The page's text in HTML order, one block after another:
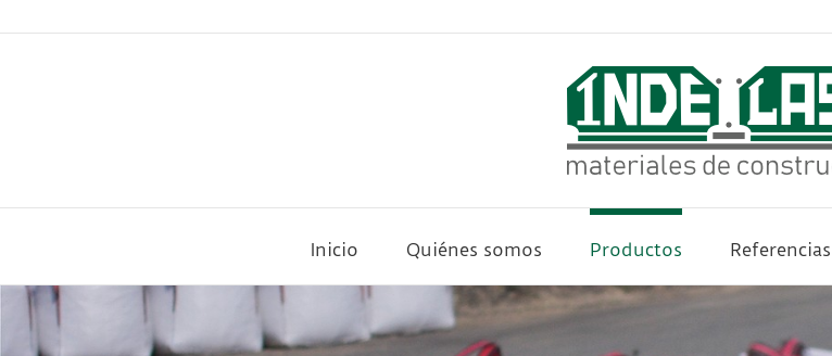
al
Inicio Quiénes somos Productos Referencias